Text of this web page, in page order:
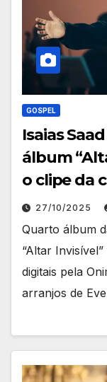
GOSPEL
Isaias
álbum
o clipe da
27/10/2025
Quarto álbum
“Altar
digitais pela
arranjos de